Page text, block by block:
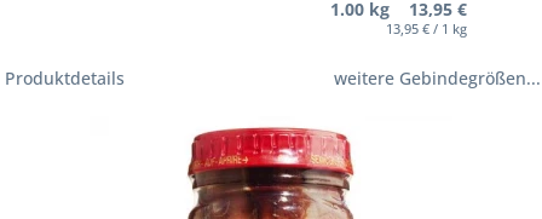
1.00 kg 13,95 €
13,95 € / 1 kg
Produktdetails weitere Gebindegrößen...